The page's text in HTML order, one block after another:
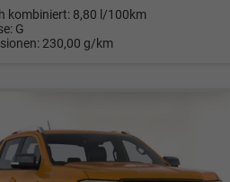
kombiniert: 8,80 l/100km
G
230,00 g/km